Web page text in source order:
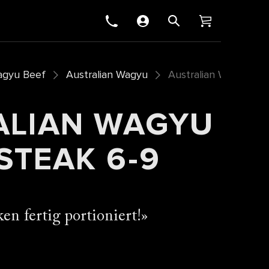
Beef Australian Wagyu Australian Wagyu
WAGYU
6-9
fertig portioniert!